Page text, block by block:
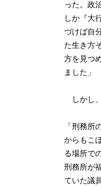
った。政
しか『大
づけば自
た生き方
方を見つ
ました」
しかし、
「刑務所
からもこ
る場所で
刑務所が
ていた議